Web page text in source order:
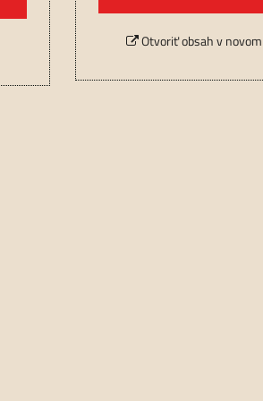
Otvoriť obsah v